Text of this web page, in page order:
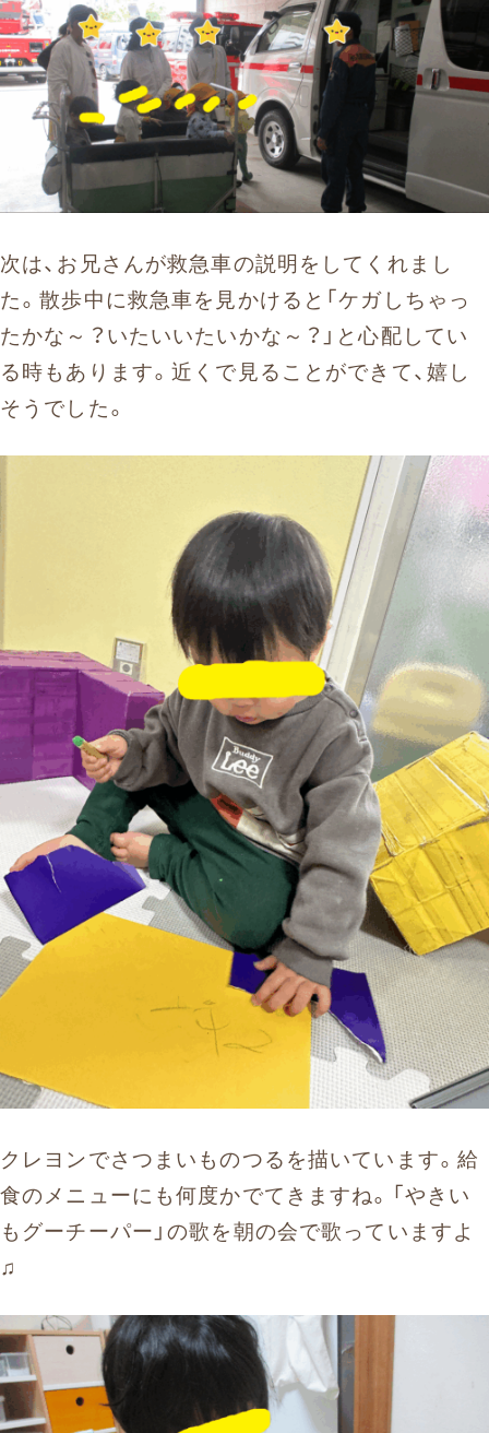
次は、お兄さんが救急車の説明をしてくれまし
た。散歩中に救急車を見かけると「ケガしちゃっ
たかな～？いたいいたいかな～？」と心配してい
る時もあります。近くで見ることができて、嬉し
そうでした。
クレヨンでさつまいものつるを描いています。給
食のメニューにも何度かでてきますね。「やきい
もグーチーパー」の歌を朝の会で歌っていますよ
♫